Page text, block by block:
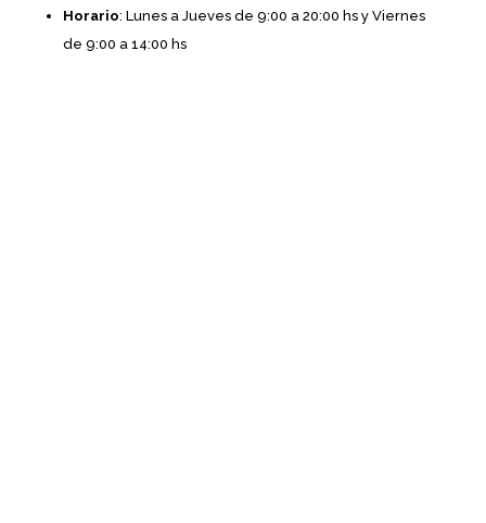
Horario: Lunes a Jueves de 9:00 a 20:00 hs y Viernes
de 9:00 a 14:00 hs